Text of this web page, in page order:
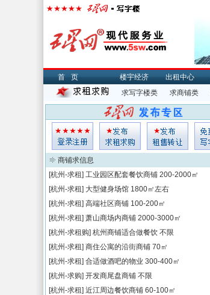
首页 楼宇经济 出租中心
求写字楼类
求商铺类
商铺求信息
[杭州-求租] 工业园区配套餐饮商铺 200-2000㎡
[杭州-求租] 大型健身场馆 1800㎡左右
[杭州-求租] 高端社区商铺 100-200㎡
[杭州-求租] 萧山商场内商铺 2000-3000㎡
[杭州-求租购] 杭州商铺适合做餐饮 不限
[杭州-求租] 商住公寓的沿街商铺 70㎡
[杭州-求租] 合适做酒吧的物业 300-400㎡
[杭州-求购] 开发商尾盘商铺 不限
[杭州-求租] 近江周边餐饮商铺 60-100㎡